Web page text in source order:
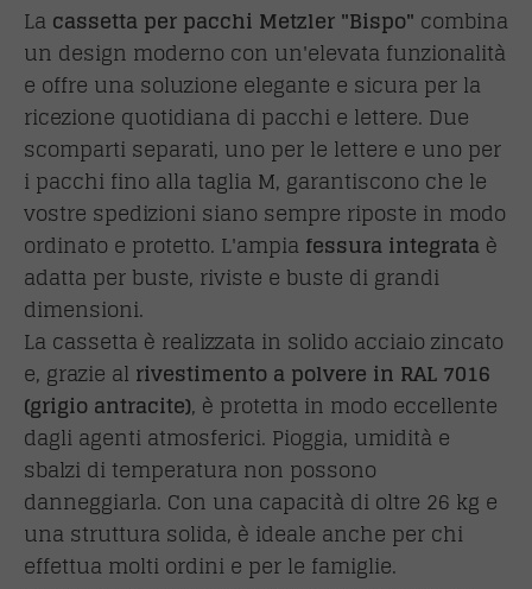
Lacassetta per pacchi Metzler "Bispo" combina
un design moderno con un'elevata funzionalità
e offre una soluzione elegante e sicura per la
ricezione quotidiana di pacchi e lettere. Due
scomparti separati, uno per le lettere e uno per
i pacchi fino alla taglia M, garantiscono che le
vostre spedizioni siano sempre riposte in modo
ordinato e protetto. L'ampiafessura integrataè
adatta per buste, riviste e buste di grandi
dimensioni.
La cassetta è realizzata in solido acciaio zincato
e, grazie al rivestimento a polvere in RAL 7016
(grigio antracite), è protetta in modo eccellente
dagli agenti atmosferici. Pioggia, umidità e
sbalzi di temperatura non possono
danneggiarla. Con una capacità di oltre 26 kg e
una struttura solida, è ideale anche per chi
effettua molti ordini e per le famiglie.